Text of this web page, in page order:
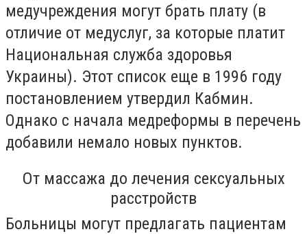
медучреждения могут брать плату (в
отличие от медуслуг, за которые платит
Национальная служба здоровья
Украины). Этот список еще в 1996 году
постановлением утвердил Кабмин.
Однако с начала медреформы в перечень
добавили немало новых пунктов.
От массажа до лечения сексуальных
расстройств
Больницы могут предлагать пациентам